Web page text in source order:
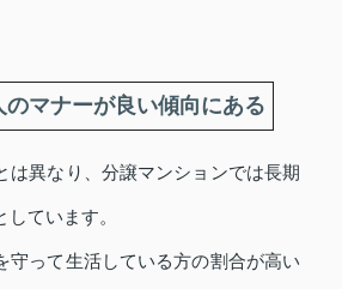
マナーが良い傾向にある
は異なり、分譲マンションでは長期
ています。
守って生活している方の割合が高い